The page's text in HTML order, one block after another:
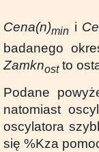
Cena(n)min i
badanego
Zamknostto
Podane
natomiast
oscylatora
się %Kza